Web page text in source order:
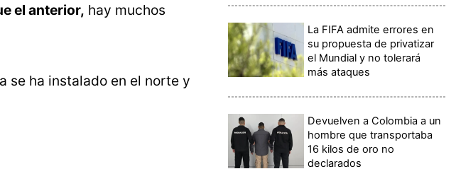
el anterior, hay muchos
se ha instalado en el norte y
La FIFA admite errores en
su propuesta de privatizar
el Mundial y no tolerará
más ataques
Devuelven a Colombia a un
hombre que transportaba
16 kilos de oro no
declarados